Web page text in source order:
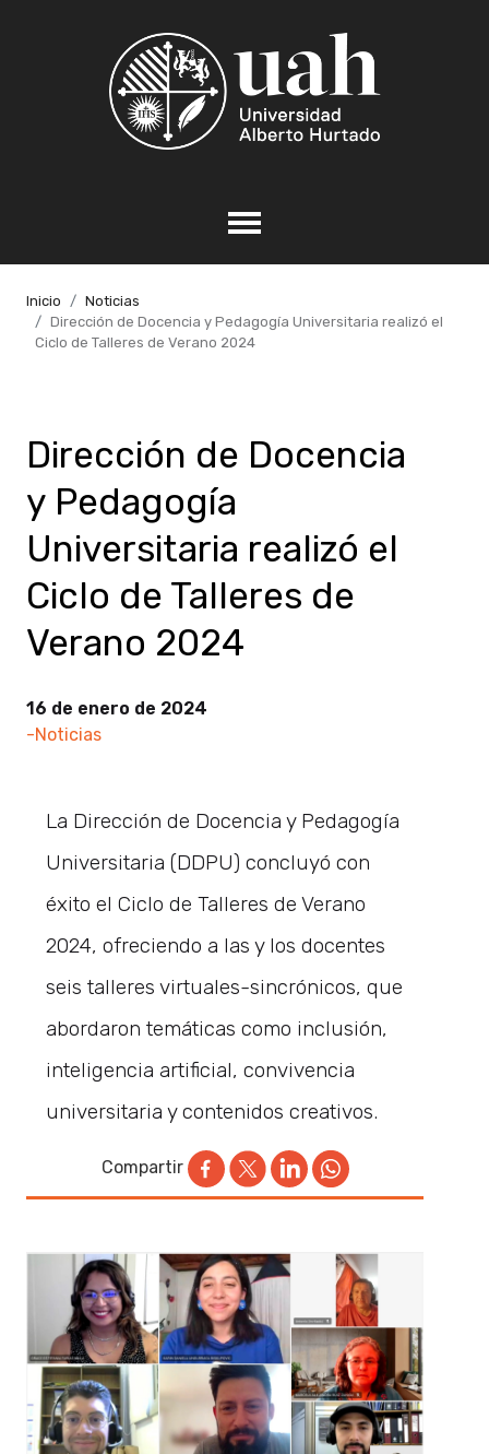
Inicio
Noticias
Dirección de Docencia y Pedagogía Universitaria realizó el
Ciclo de Talleres de Verano 2024
Dirección de Docencia
y Pedagogía
Universitaria realizó el
Ciclo de Talleres de
Verano 2024
16 de enero de 2024
-Noticias
La Dirección de Docencia y Pedagogía
Universitaria (DDPU) concluyó con
éxito el Ciclo de Talleres de Verano
2024, ofreciendo a las y los docentes
seis talleres virtuales-sincrónicos, que
abordaron temáticas como inclusión,
inteligencia artificial, convivencia
universitaria y contenidos creativos.
Compartir